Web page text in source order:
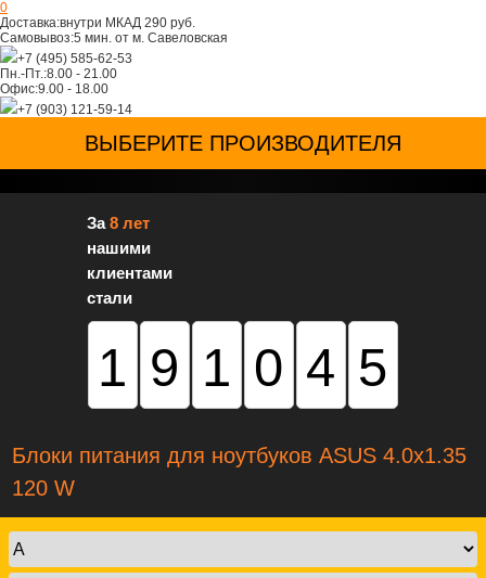
0
Доставка:внутри МКАД 290 руб.
Самовывоз:5 мин. от м. Савеловская
+7 (495) 585-62-53
Пн.-Пт.:8.00 - 21.00
Офис:9.00 - 18.00
+7 (903) 121-59-14
ВЫБЕРИТЕ ПРОИЗВОДИТЕЛЯ
За8 лет
нашими
клиентами
стали
191045
Блоки питания для ноутбуков ASUS 4.0x1.35
120 W